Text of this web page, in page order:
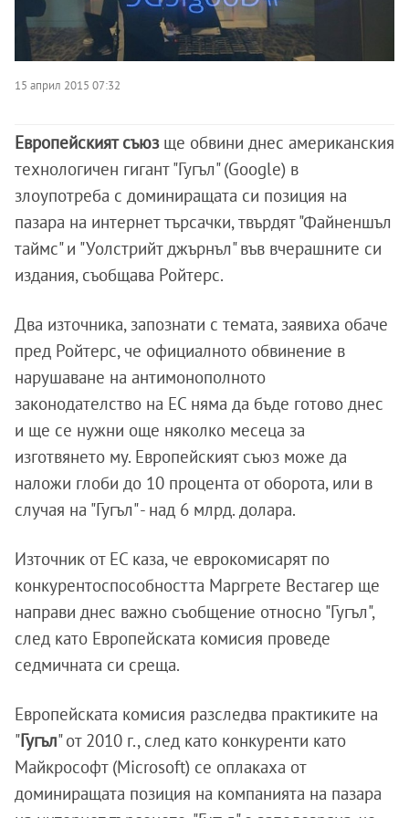
15 април 2015 07:32
Европейският съюз ще обвини днес американския
технологичен гигант "Гугъл" (Google) в
злоупотреба с доминиращата си позиция на
пазара на интернет търсачки, твърдят "Файненшъл
таймс" и "Уолстрийт джърнъл" във вчерашните си
издания, съобщава Ройтерс.
Два източника, запознати с темата, заявиха обаче
пред Ройтерс, че официалното обвинение в
нарушаване на антимонополното
законодателство на ЕС няма да бъде готово днес
и ще се нужни още няколко месеца за
изготвянето му. Европейският съюз може да
наложи глоби до 10 процента от оборота, или в
случая на "Гугъл" - над 6 млрд. долара.
Източник от ЕС каза, че еврокомисарят по
конкурентоспособността Маргрете Вестагер ще
направи днес важно съобщение относно "Гугъл",
след като Европейската комисия проведе
седмичната си среща.
Европейската комисия разследва практиките на
"Гугъл" от 2010 г., след като конкуренти като
Майкрософт (Microsoft) се оплакаха от
доминиращата позиция на компанията на пазара